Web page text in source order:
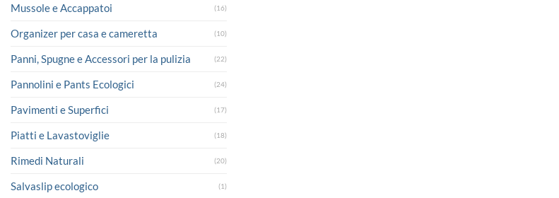
Mussole e Accappatoi (16)
Organizer per casa e cameretta (10)
Panni, Spugne e Accessori per la pulizia (22)
Pannolini e Pants Ecologici (24)
Pavimenti e Superfici (17)
Piatti e Lavastoviglie (18)
Rimedi Naturali (20)
Salvaslip ecologico (1)